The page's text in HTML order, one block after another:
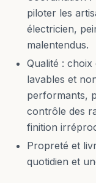
piloter les
électricien,
malentendus.
Qualité :
lavables et
performants,
contrôle des
finition
Propreté et
quotidien et